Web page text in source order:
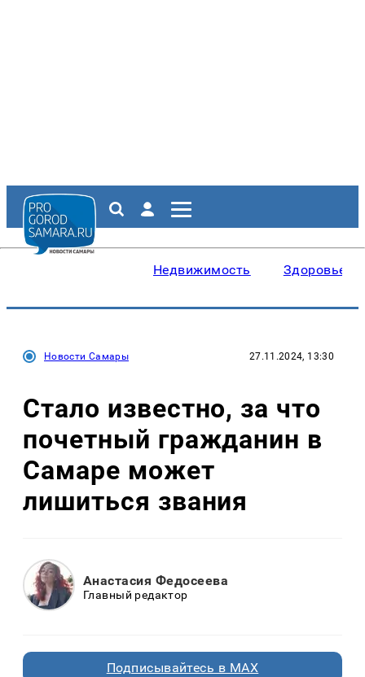
Недвижимость Здоровье
Новости Самары 27.11.2024, 13:30
Стало известно, за что
почетный гражданин в
Самаре может
лишиться звания
Анастасия Федосеева
Главный редактор
Подписывайтесь в MAX